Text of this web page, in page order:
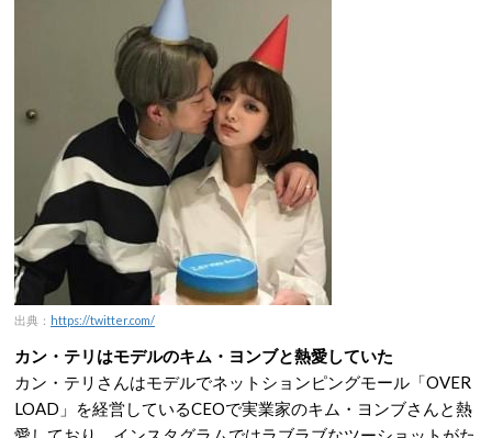
出典： https://twitter.com/
カン・テリはモデルのキム・ヨンブと熱愛していた
カン・テリさんはモデルでネットションピングモール「OVER
LOAD」を経営しているCEOで実業家のキム・ヨンブさんと熱